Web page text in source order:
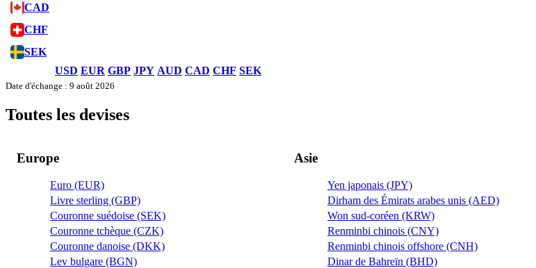
CAD
CHF
SEK
USD EUR GBP JPY AUD CAD CHF SEK
Date d'échange : 9 août 2026
Toutes les devises
Europe
Euro (EUR)
Livre sterling (GBP)
Couronne suédoise (SEK)
Couronne tchèque (CZK)
Couronne danoise (DKK)
Lev bulgare (BGN)
Asie
Yen japonais (JPY)
Dirham des Émirats arabes unis (AED)
Won sud-coréen (KRW)
Renminbi chinois (CNY)
Renminbi chinois offshore (CNH)
Dinar de Bahreïn (BHD)